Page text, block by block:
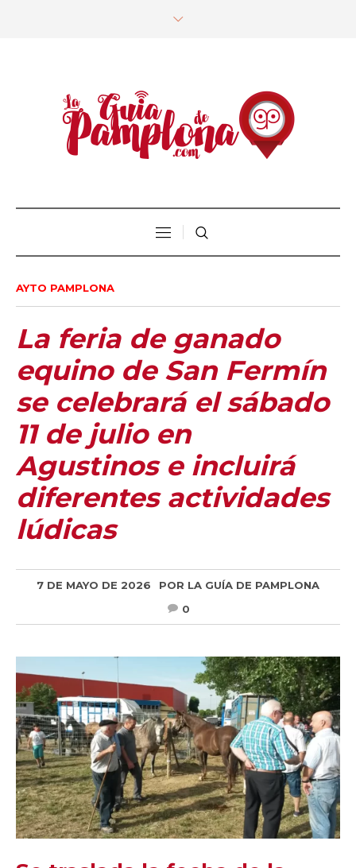
AYTO PAMPLONA
La feria de ganado
equino de San Fermín
se celebrará el sábado
11 de julio en
Agustinos e incluirá
diferentes actividades
lúdicas
7 DE MAYO DE 2026 POR LA GUÍA DE PAMPLONA
0